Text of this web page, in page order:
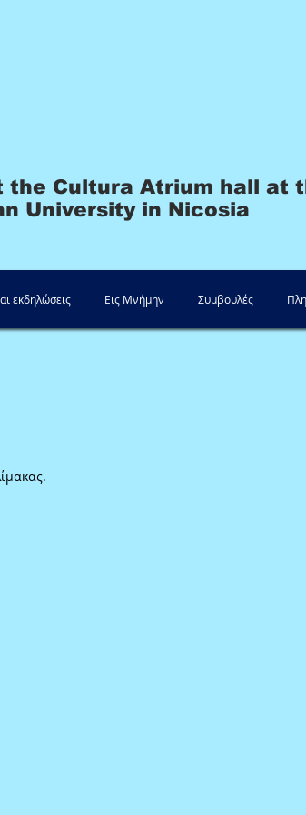
the Cultura Atrium hall at
University in Nicosia
εκδηλώσεις Εις Μνήμην Συμβουλές